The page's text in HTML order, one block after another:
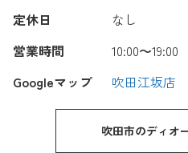
定休日
なし
営業時間
10:00〜19:00
Googleマップ
吹田江坂店
吹田市のディオ